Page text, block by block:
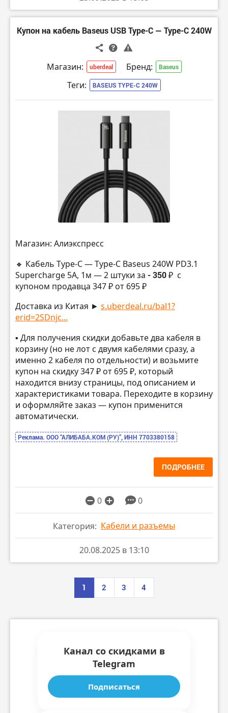
Купон на кабель Baseus USB Type-C — Type-C 240W
Магазин: uberdeal Бренд: Baseus
Теги: BASEUS TYPE-C 240W
Магазин: Алиэкспресс
🔸 Кабель Type-C — Type-C Baseus 240W PD3.1
Supercharge 5A, 1м — 2 штуки за - 350 ₽ с
купоном продавца 347 ₽ от 695 ₽
Доставка из Китая ► s.uberdeal.ru/bal1?
erid=2SDnjc...
▪️ Для получения скидки добавьте два кабеля в
корзину (но не лот с двумя кабелями сразу, а
именно 2 кабеля по отдельности) и возьмите
купон на скидку 347 ₽ от 695 ₽, который
находится внизу страницы, под описанием и
характеристиками товара. Переходите в корзину
и оформляйте заказ — купон применится
автоматически.
Реклама. ООО “АЛИБАБА.КОМ (РУ)”, ИНН 7703380158
ПОДРОБНЕЕ
0 0
Категория: Кабели и разъемы
20.08.2025 в 13:10
1 2 3 4
Канал со скидками в
Telegram
Подписаться